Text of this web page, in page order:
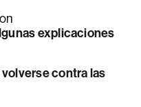
explicaciones
contra las